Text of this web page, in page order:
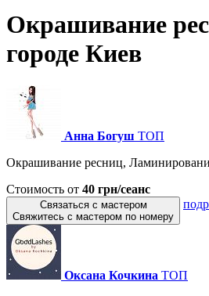
Окрашивание
городе Киев
Анна Богуш ТОП
Окрашивание ресниц,
Стоимость от 40 грн/сеанс
Связаться с мастером
Свяжитесь с мастером по номеру
Оксана Кочкина ТОП